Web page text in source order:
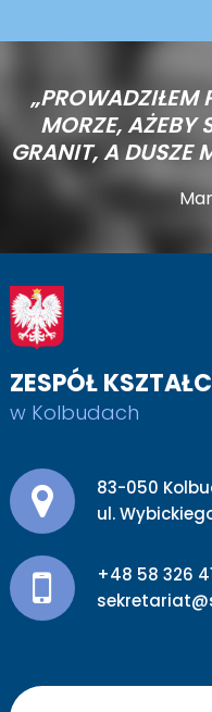
„PROWADZIŁEM
MORZE,AŻEBY
GRANIT, A DUSZE
ZESPÓŁ
w Kolbudach
Adres
83-050
ul.
+48 58 326